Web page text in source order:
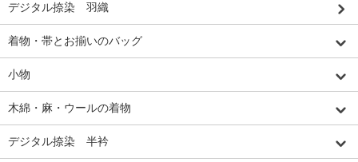
デジタル捺染 羽織
着物・帯とお揃いのバッグ
小物
木綿・麻・ウールの着物
デジタル捺染 半衿